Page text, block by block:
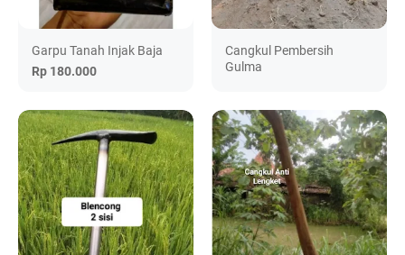
Garpu Tanah Injak Baja
Rp 180.000
Cangkul Pembersih
Gulma